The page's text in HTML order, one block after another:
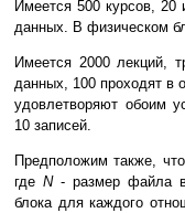
Имеется 500 курсов,
данных. В физическом
Имеется 2000 лекций,
данных, 100 проходят в
удовлетворяют обоим
10 записей.
Предположим также,
где N- размер файла в
блока для каждого